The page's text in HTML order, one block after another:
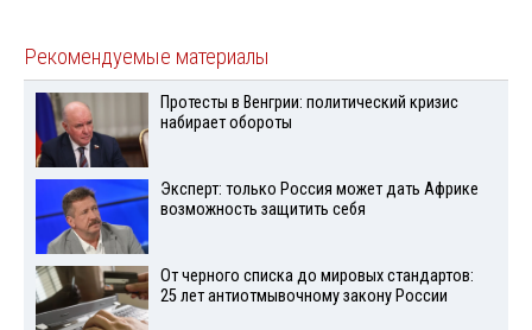
Рекомендуемые материалы
Протесты в Венгрии: политический кризис
набирает обороты
Эксперт: только Россия может дать Африке
возможность защитить себя
От черного списка до мировых стандартов:
25 лет антиотмывочному закону России